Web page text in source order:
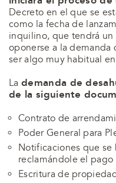
Decreto en el que se
como la fecha de
inquilino, que tendrá un
oponerse a la demanda
ser algo muy habitual
La demanda de
de la siguiente
Contrato de
Poder General para
Notificaciones que
reclamándole el pago
Escritura de